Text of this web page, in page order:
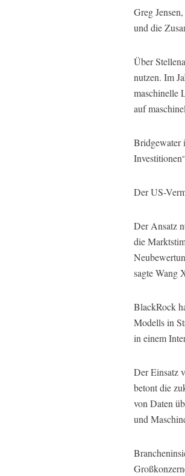
Greg
und die
Über
nutzen. Im
maschinelle
auf
Bridgewater
Der US-
Der Ansatz
die
sagte Wang
BlackRock
Modells in
in einem
Der Einsatz
betont die
von Daten
und